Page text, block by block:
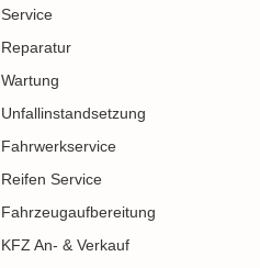
Service
Reparatur
Wartung
Unfallinstandsetzung
Fahrwerkservice
Reifen Service
Fahrzeugaufbereitung
KFZ An- & Verkauf